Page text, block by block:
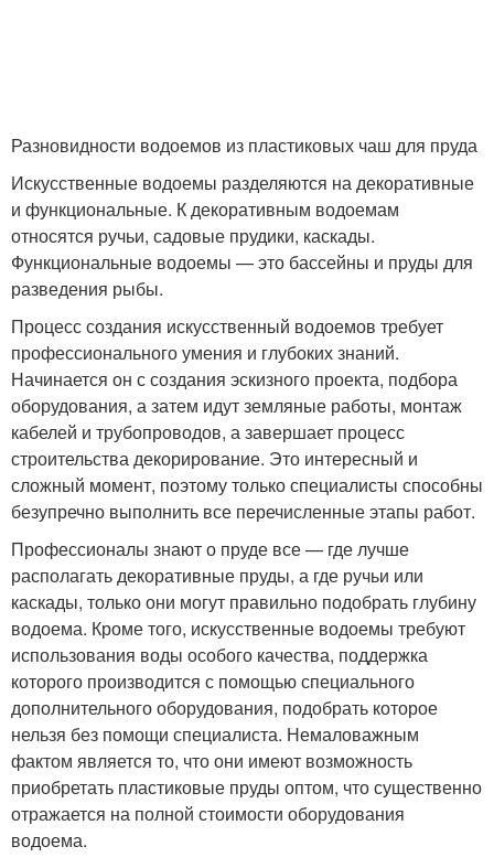
Разновидности водоемов из пластиковых чаш для пруда
Искусственные водоемы разделяются на декоративные
и функциональные. К декоративным водоемам
относятся ручьи, садовые прудики, каскады.
Функциональные водоемы — это бассейны и пруды для
разведения рыбы.
Процесс создания искусственный водоемов требует
профессионального умения и глубоких знаний.
Начинается он с создания эскизного проекта, подбора
оборудования, а затем идут земляные работы, монтаж
кабелей и трубопроводов, а завершает процесс
строительства декорирование. Это интересный и
сложный момент, поэтому только специалисты способны
безупречно выполнить все перечисленные этапы работ.
Профессионалы знают о пруде все — где лучше
располагать декоративные пруды, а где ручьи или
каскады, только они могут правильно подобрать глубину
водоема. Кроме того, искусственные водоемы требуют
использования воды особого качества, поддержка
которого производится с помощью специального
дополнительного оборудования, подобрать которое
нельзя без помощи специалиста. Немаловажным
фактом является то, что они имеют возможность
приобретать пластиковые пруды оптом, что существенно
отражается на полной стоимости оборудования
водоема.